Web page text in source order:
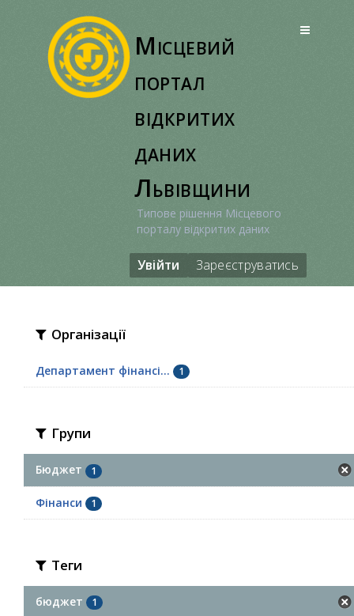
Місцевий
портал
відкритих
даних
Львівщини
Типове рішення Місцевого
порталу відкритих даних
Увійти Зареєструватись
Організації
Департамент фінансі... 1
Групи
Бюджет 1
Фінанси 1
Теги
бюджет 1